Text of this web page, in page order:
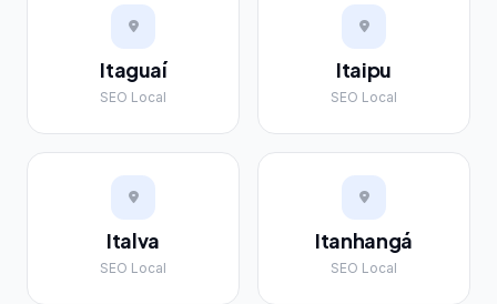
Itaguaí
SEO Local
Itaipu
SEO Local
Italva
SEO Local
Itanhangá
SEO Local